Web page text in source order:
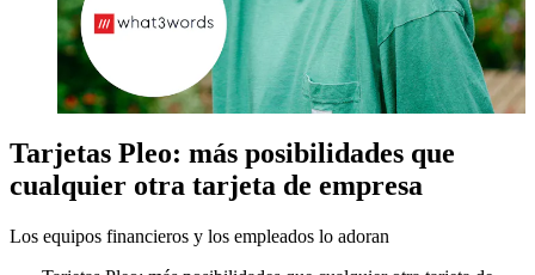
Tarjetas Pleo: más posibilidades que
cualquier otra tarjeta de empresa
Los equipos financieros y los empleados lo adoran